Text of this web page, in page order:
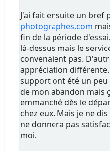
J'ai fait ensuite un bref
photographes.com
fin de la période
là-dessus mais le
convenaient pas.
appréciation
support ont été un
de mon abandon mais
emmanché dès le
chez eux. Mais je ne
ne donnera pas
moi.